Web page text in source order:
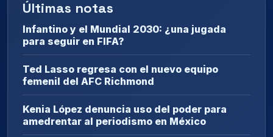
Últimas notas
Infantino y el Mundial 2030: ¿una jugada
para seguir en FIFA?
Ted Lasso regresa con el nuevo equipo
femenil del AFC Richmond
Kenia López denuncia uso del poder para
amedrentar al periodismo en México